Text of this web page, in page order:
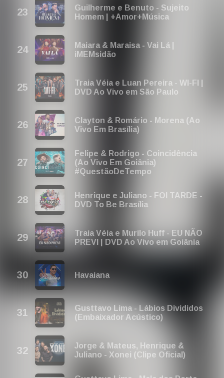
Guilherme e Benuto - Sujeito
Homem | +Amor+Música
Maiara & Maraisa - Vai Lá |
iMEMsidão
Traia Véia e Luan Pereira - WI-FI |
DVD Ao Vivo em São Paulo
Clayton & Romário - Morena (Ao
Vivo Em Brasília)
Felipe & Rodrigo - Coincidência
(Ao Vivo Em Goiânia)
#QuestãoDeTempo
Henrique e Juliano - FOI TARDE -
DVD To Be Brasília
Traia Véia e Murilo Huff - EU NÃO
PREVI | DVD Ao Vivo em Goiânia
Havaiana
Gusttavo Lima - Lábios Divididos
(Embaixador Acústico)
Jorge & Mateus, Henrique &
Juliano - Xonei (Clipe Oficial)